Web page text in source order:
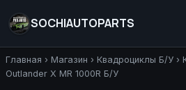
SOCHIAUTOPARTS
Главная › Магазин › Квадроциклы Б/У ›
Outlander X MR 1000R Б/У